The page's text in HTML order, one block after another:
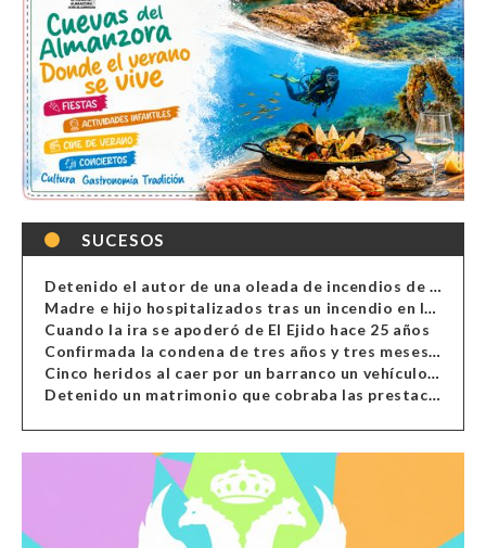
SUCESOS
Detenido el autor de una oleada de incendios de contenedores en Almería
Madre e hijo hospitalizados tras un incendio en la cocina de una vivienda en Almería
Cuando la ira se apoderó de El Ejido hace 25 años
Confirmada la condena de tres años y tres meses al hombre de Antas acusado de xenofobia
Cinco heridos al caer por un barranco un vehículo en Alcolea
Detenido un matrimonio que cobraba las prestaciones de ilegales en Almería, Granada, Málaga, Huelva y Murcia